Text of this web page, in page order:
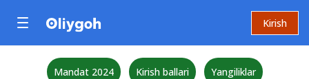
Kirish
Mandat 2024 Kirish ballari Yangiliklar